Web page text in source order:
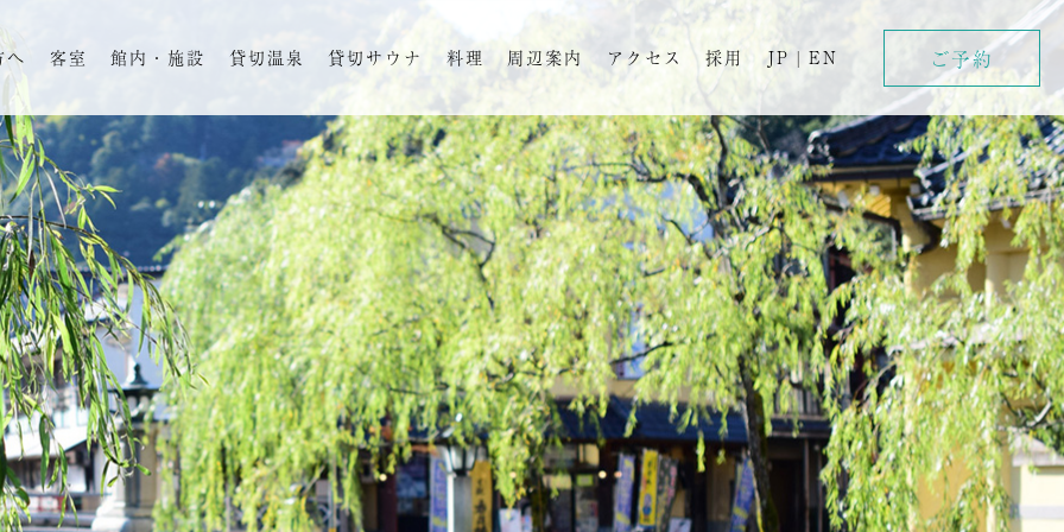
へ 客室 館内・施設 貸切温泉 貸切サウナ 料理 周辺案内 アクセス 採用 JP | EN ご予約